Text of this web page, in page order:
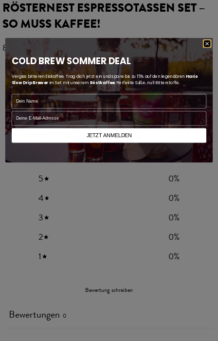
RÖSTERNEST ESPRESSOTASSEN SET –
SO MUSS KAFFEE!
8,40 €
Mehr erfahren
PRODUKTREZENSIONEN
0 / 50 Bewertungen
5 0%
4
0%
3
0%
2
0%
1
0%
Bewertung schreiben
Bewertungen 0
COLD BREW SOMMER DEAL
Vergiss bitteren Eiskaffee. Trag dich jetzt ein und spare bis zu 15% auf den legendären Hario
Slow Drip Brewerim Set mit unserem Röstkaffee. Perfekte Süße, null Bitterstoffe.
Name
email
JETZT ANMELDEN